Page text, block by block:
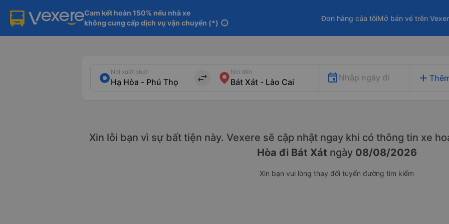
Cam kết hoàn 150% nếu nhà xe
không cung cấp dịch vụ vận chuyển (*) info
Đơn hàng của tôiMở bán vé trên
Nơi xuất phát
import_export
Nơi đến
Nhập ngày đi add
Xin lỗi bạn vì sự bất tiện này. Vexere sẽ cập nhật ngay khi có thông tin xe
Hòa đi Bát Xát ngày 08/08/2026
Xin bạn vui lòng thay đổi tuyến đường tìm kiếm